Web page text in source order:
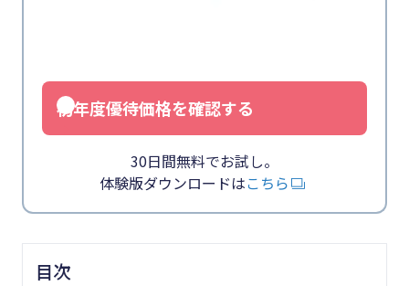
初年度優待価格を確認する
30日間無料でお試し。
体験版ダウンロードはこちら
目次